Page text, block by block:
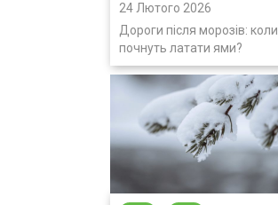
24 Лютого 2026
Дороги після морозів: коли
почнуть латати ями?